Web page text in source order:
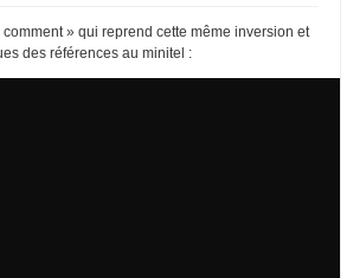
» qui reprend cette même inversion et
des références au minitel :